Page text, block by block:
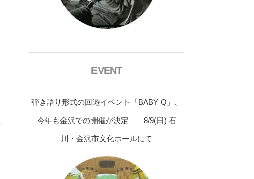
EVENT
弾き語り形式の回遊イベント「BABY Q」、
今年も金沢での開催が決定 8/9(日) 石
川・金沢市文化ホールにて